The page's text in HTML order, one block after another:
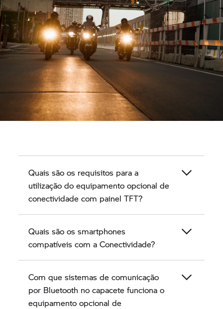
Quais são os requisitos para a
utilização do equipamento opcional de
conectividade com painel TFT?
Quais são os smartphones
compatíveis com a Conectividade?
Com que sistemas de comunicação
por Bluetooth no capacete funciona o
equipamento opcional de